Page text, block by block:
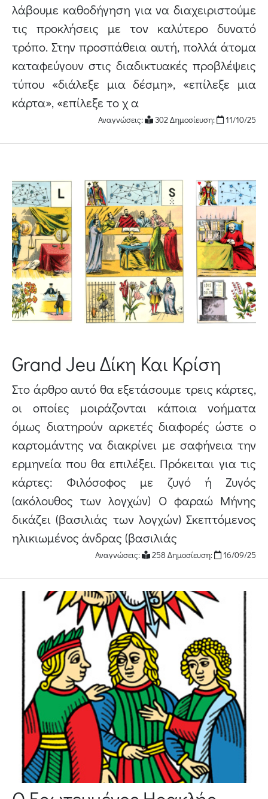
λάβουμε καθοδήγηση για να διαχειριστούμε
τις προκλήσεις με τον καλύτερο δυνατό
τρόπο. Στην προσπάθεια αυτή, πολλά άτομα
καταφεύγουν στις διαδικτυακές προβλέψεις
τύπου «διάλεξε μια δέσμη», «επίλεξε μια
κάρτα», «επίλεξε το χ α
Αναγνώσεις: 302 Δημοσίευση: 11/10/25
Grand Jeu Δίκη Και Κρίση
Στο άρθρο αυτό θα εξετάσουμε τρεις κάρτες,
οι οποίες μοιράζονται κάποια νοήματα
όμως διατηρούν αρκετές διαφορές ώστε ο
καρτομάντης να διακρίνει με σαφήνεια την
ερμηνεία που θα επιλέξει. Πρόκειται για τις
κάρτες: Φιλόσοφος με ζυγό ή Ζυγός
(ακόλουθος των λογχών) Ο φαραώ Μήνης
δικάζει (βασιλιάς των λογχών) Σκεπτόμενος
ηλικιωμένος άνδρας (βασιλιάς
Αναγνώσεις: 258 Δημοσίευση: 16/09/25